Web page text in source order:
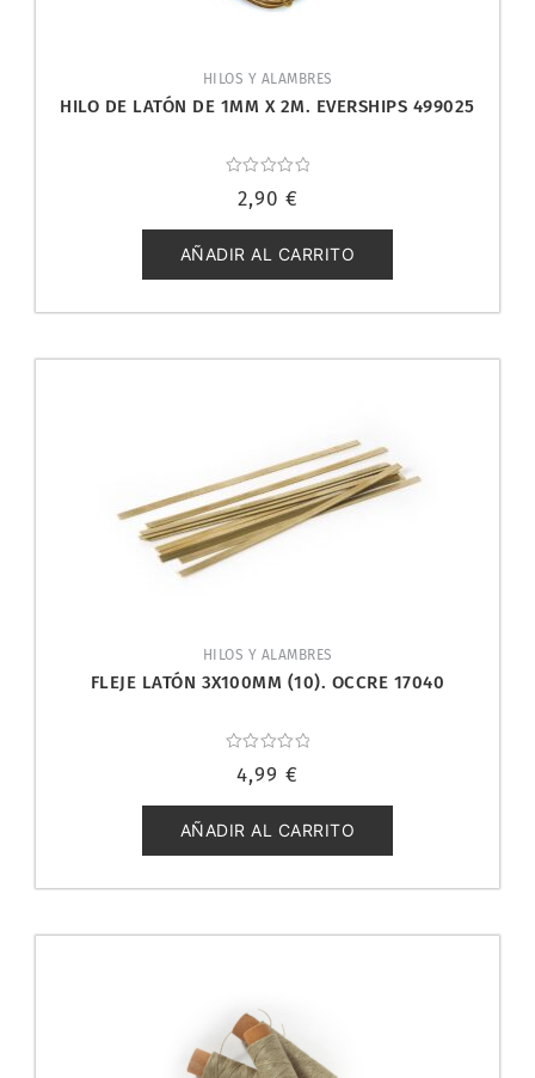
HILOS Y ALAMBRES
HILO DE LATÓN DE 1MM X 2M. EVERSHIPS 499025
con
de
5
2,90 €
AÑADIR AL CARRITO
HILOS Y ALAMBRES
FLEJE LATÓN 3X100MM (10). OCCRE 17040
con
de
5
4,99 €
AÑADIR AL CARRITO